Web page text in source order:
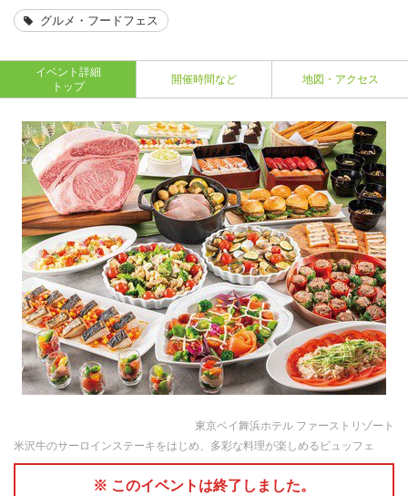
グルメ・フードフェス
イベント詳細
トップ
開催時間など 地図・アクセス
東京ベイ舞浜ホテル ファーストリゾート
米沢牛のサーロインステーキをはじめ、多彩な料理が楽しめるビュッフェ
※ このイベントは終了しました。